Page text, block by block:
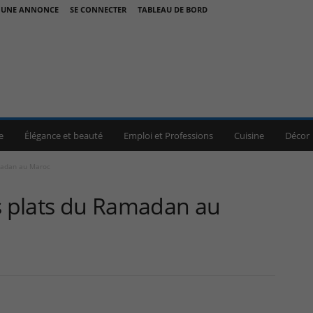
UNE ANNONCE SE CONNECTER TABLEAU DE BORD
Élégance et beauté Emploi et Professions Cuisine Décor
au Maroc
plats du Ramadan au